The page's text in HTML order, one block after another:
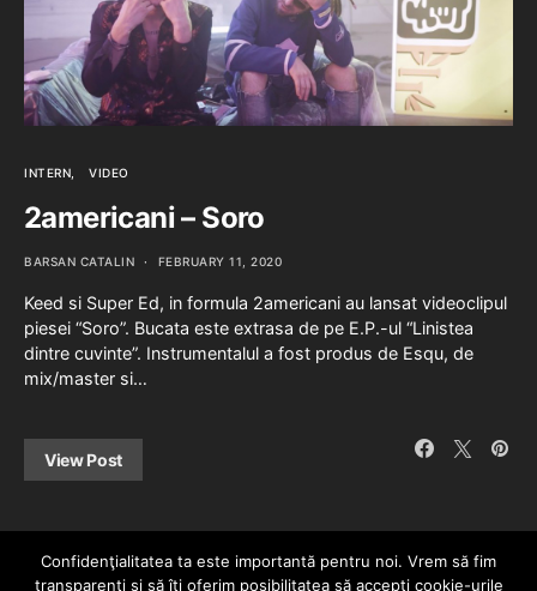
INTERN VIDEO
2americani – Soro
BARSAN CATALIN FEBRUARY 11, 2020
Keed si Super Ed, in formula 2americani au lansat videoclipul
piesei “Soro”. Bucata este extrasa de pe E.P.-ul “Linistea
dintre cuvinte”. Instrumentalul a fost produs de Esqu, de
mix/master si…
View Post
Confidenţialitatea ta este importantă pentru noi. Vrem să fim
transparenţi și să îţi oferim posibilitatea să accepţi cookie-urile